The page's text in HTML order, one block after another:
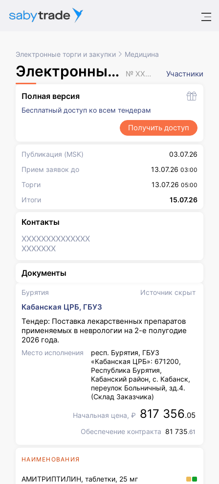
Электронные торги и закупки Медицина
Электронный аукцион № XXXXXXX Участники
Бурятия Источник скрыт
Кабанская ЦРБ, ГБУЗ
Тендер: Поставка лекарственных препаратов
применяемых в неврологии на 2-е полугодие
2026 года.
Место исполнения
респ. Бурятия, ГБУЗ
«Кабанская ЦРБ»: 671200,
Республика Бурятия,
Кабанский район, с. Кабанск,
переулок Больничный, зд.4.
(Склад Заказчика)
Начальная цена, ₽ 817 356.05
Обеспечение контракта 81 735.61
НАИМЕНОВАНИЯ
АМИТРИПТИЛИН, таблетки, 25 мг
Полная версия
Бесплатный доступ ко всем тендерам
Получить доступ
Публикация (MSK)
03.07.26
Прием заявок до
13.07.26 03:00
Торги 13.07.26 05:00
Итоги 15.07.26
Контакты
XXXXXXXXXXXXXX
XXXXXXX
Документы